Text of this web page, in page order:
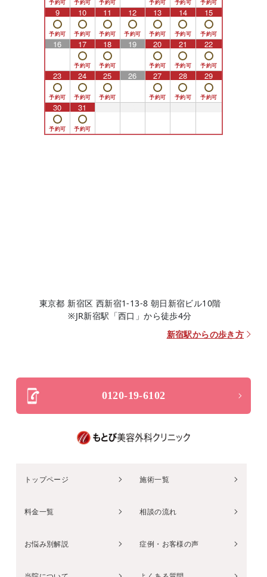
9 10 11 12 13 14 15
16 17 18 19 20 21 22
23 24 25 26 27 28 29
30 31
東京都 新宿区 西新宿1-13-8 朝日新宿ビル10階
※JR新宿駅「西口」から徒歩4分
新宿駅からの歩き方
0120-19-6102
トップページ 施術一覧
料金一覧 相談の流れ
お悩み別解説 症例・お客様の声